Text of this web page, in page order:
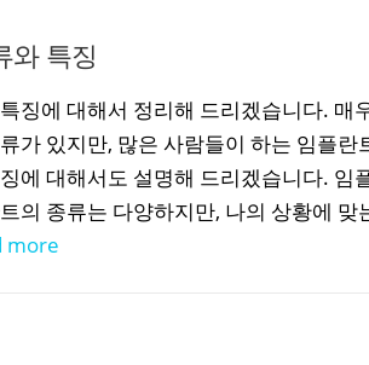
와 특징
징에 대해서 정리해 드리겠습니다. 매
가 있지만, 많은 사람들이 하는 임플란
에 대해서도 설명해 드리겠습니다. 임
의 종류는 다양하지만, 나의 상황에 맞
more